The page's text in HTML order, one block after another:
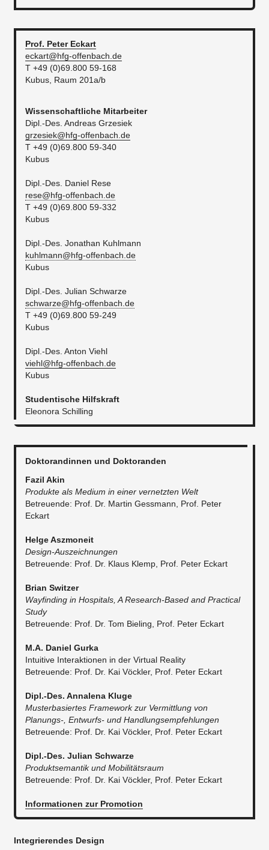
Prof. Peter Eckart
eckart@hfg-offenbach.de
T +49 (0)69.800 59-168
Kubus, Raum 201a/b
Wissenschaftliche Mitarbeiter
​​Dipl.-Des. Andreas Grzesiek​
grzesiek@hfg-offenbach.de
T +49 (0)69.800 59-340
Kubus​
​​Dipl.-Des. Daniel Rese
rese@hfg-offenbach.de
T +49 (0)69.800 59-332
Kubus
Dipl.-Des. Jonathan Kuhlmann
kuhlmann@hfg-offenbach.de
Kubus​​
​​Dipl.-Des. Julian Schwarze
schwarze@hfg-offenbach.de
T +49 (0)69.800 59-249
Kubus
Dipl.-Des. Anton Viehl
viehl@hfg-offenbach.de
Kubus
Studentische Hilfskraft
Eleonora Schilling
Doktorandinnen und Doktoranden
Fazil Akin
Produkte als Medium in einer vernetzten Welt​
Betreuende: Prof. Dr. Martin Gessmann, Prof. Peter
Eckart
Helge Aszmoneit
Design-Auszeichnungen
Betreuende: Prof. Dr. Klaus Klemp, Prof. Peter Eckart
Brian Switzer
Wayfinding in Hospitals, A Research-Based and Practical
Study
Betreuende: Prof. Dr. Tom Bieling, Prof. Peter Eckart
M.A. Daniel Gurka
Intuitive Interaktionen in der Virtual Reality
Betreuende: Prof. Dr. Kai Vöckler, Prof. Peter Eckart
Dipl.-Des. Annalena Kluge
Musterbasiertes Framework zur Vermittlung von
Planungs-, Entwurfs- und Handlungsempfehlungen
Betreuende: Prof. Dr. Kai Vöckler, Prof. Peter Eckart
Dipl.-Des. Julian Schwarze
Produktsemantik und Mobilitätsraum
Betreuende: Prof. Dr. Kai Vöckler, Prof. Peter Eckart
Informationen zur Promotion
Integrierendes Design